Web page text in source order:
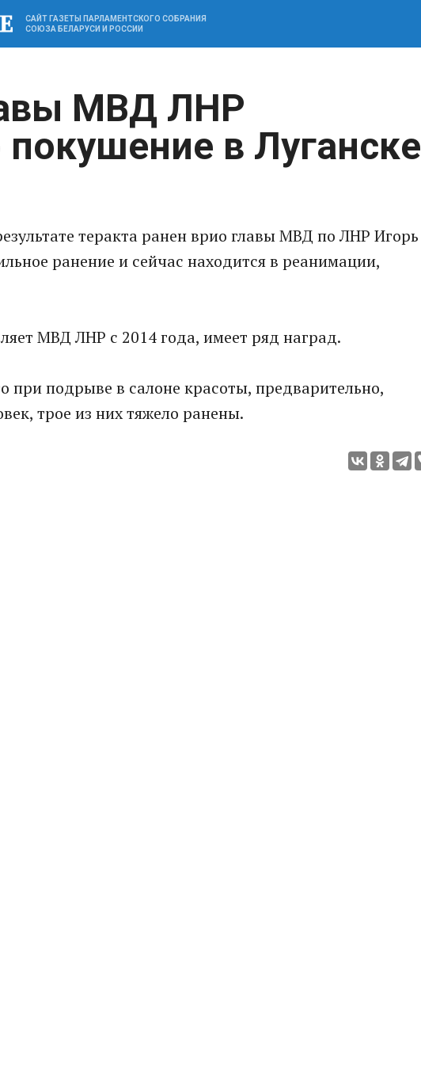
САЙТ ГАЗЕТЫ ПАРЛАМЕНТСКОГО СОБРАНИЯ
СОЮЗА БЕЛАРУСИ И РОССИИ
МВД ЛНР
в Луганске
теракта ранен врио главы МВД по ЛНР Игорь
ранение и сейчас находится в реанимации,
МВД ЛНР с 2014 года, имеет ряд наград.
при подрыве в салоне красоты, предварительно,
трое из них тяжело ранены.